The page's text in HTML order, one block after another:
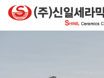
Far far